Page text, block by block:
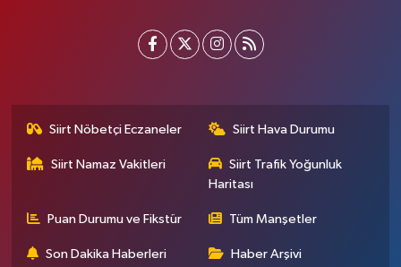
Siirt Nöbetçi Eczaneler Siirt Hava Durumu
Siirt Namaz Vakitleri
Siirt Trafik Yoğunluk
Haritası
Puan Durumu ve Fikstür Tüm Manşetler
Son Dakika Haberleri Haber Arşivi